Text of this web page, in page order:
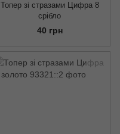
Топер зі стразами Цифра 8
срібло
40 грн